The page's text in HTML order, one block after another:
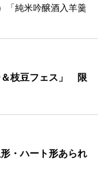
「純米吟醸酒入羊羹
＆枝豆フェス」 限
・ハート形あられ